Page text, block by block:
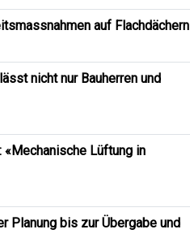
auf Flachdächern
nicht nur Bauherren und
Lüftung in
Planung bis zur Übergabe und